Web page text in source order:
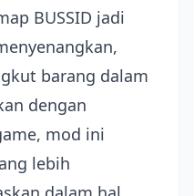
BUSSID jadi
barang dalam
dengan
mod ini
lebih